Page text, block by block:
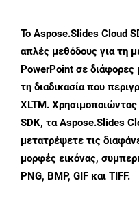
Το Aspose.Slides Cloud
απλές μεθόδους για τη
PowerPoint σε διάφορες
τη διαδικασία που
XLTM.
SDK, τα Aspose.Slides
μετατρέψετε τις
μορφές εικόνας,
PNG, BMP, GIF και TIFF.